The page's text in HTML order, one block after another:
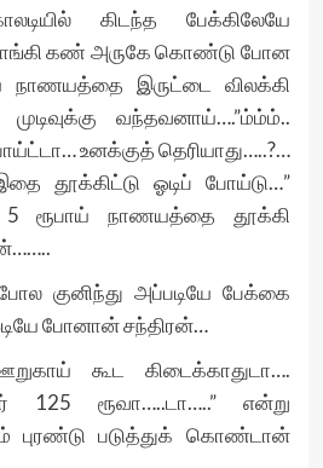
கிடந்த பேக்கிலேயே
கண் அருகே கொண்டு போன
நாணயத்தை இருட்டை விலக்கி
முடிவுக்கு வந்தவனாய்….”ம்ம்ம்..
உனக்குத் தெரியாது…..?…
தூக்கிட்டு ஓடிப் போய்டு…”
5 ரூபாய் நாணயத்தை தூக்கி
குனிந்து அப்படியே பேக்கை
போனான் சந்திரன்…
கூட கிடைக்காதுடா….
125 ரூவா…..டா…..” என்று
புரண்டு படுத்துக் கொண்டான்